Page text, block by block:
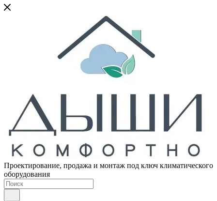
Проектирование, продажа и монтаж под ключ климатического
оборудования